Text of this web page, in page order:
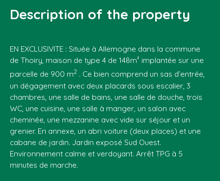
Description of the property
EN EXCLUSIVITE : Située à Allemogne dans la commune
de Thoiry, maison de type 4 de 148m² implantée sur une
parcelle de 900 m2 . Ce bien comprend un sas d’entrée,
un dégagement avec deux placards sous escalier, 3
chambres, une salle de bains, une salle de douche, trois
WC, une cuisine, une salle à manger, un salon avec
cheminée, une mezzanine avec vide sur séjour et un
grenier. En annexe, un abri voiture (deux places) et une
cabane de jardin. Jardin exposé Sud Ouest.
Environnement calme et verdoyant. Arrêt TPG à 5
minutes de marche.